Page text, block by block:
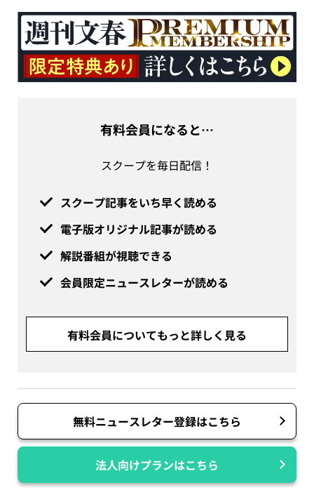
有料会員になると…
スクープを毎日配信！
スクープ記事をいち早く読める
電子版オリジナル記事が読める
解説番組が視聴できる
会員限定ニュースレターが読める
有料会員についてもっと詳しく見る
無料ニュースレター登録はこちら
法人向けプランはこちら